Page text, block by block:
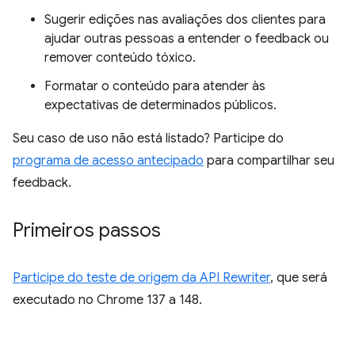
Sugerir edições nas avaliações dos clientes para
ajudar outras pessoas a entender o feedback ou
remover conteúdo tóxico.
Formatar o conteúdo para atender às
expectativas de determinados públicos.
Seu caso de uso não está listado? Participe do
programa de acesso antecipado para compartilhar seu
feedback.
Primeiros passos
Participe do teste de origem da API Rewriter, que será
executado no Chrome 137 a 148.